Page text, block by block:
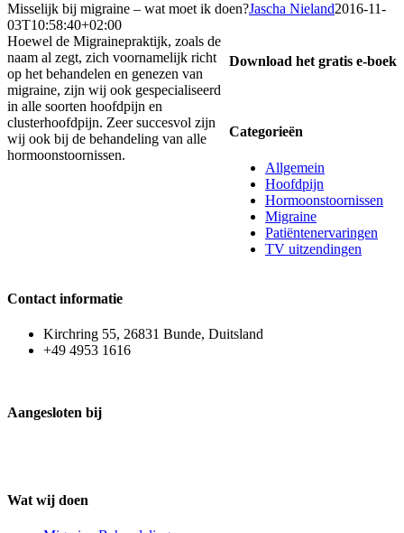
Misselijk bij migraine – wat moet ik doen?Jascha Nieland2016-11-
03T10:58:40+02:00
Download het gratis e-boek
Categorieën
Allgemein
Hoofdpijn
Hormoonstoornissen
Migraine
Patiëntenervaringen
TV uitzendingen
Hoewel de Migrainepraktijk, zoals de
naam al zegt, zich voornamelijk richt
op het behandelen en genezen van
migraine, zijn wij ook gespecialiseerd
in alle soorten hoofdpijn en
clusterhoofdpijn. Zeer succesvol zijn
wij ook bij de behandeling van alle
hormoonstoornissen.
Contact informatie
Kirchring 55, 26831 Bunde, Duitsland
+49 4953 1616
Aangesloten bij
Wat wij doen